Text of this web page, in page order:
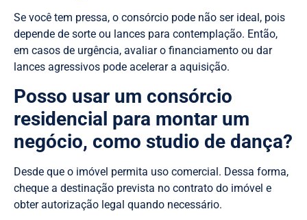
Se você tem pressa, o consórcio pode não ser ideal, pois
depende de sorte ou lances para contemplação. Então,
em casos de urgência, avaliar o financiamento ou dar
lances agressivos pode acelerar a aquisição.
Posso usar um consórcio
residencial para montar um
negócio, como studio de dança?
Desde que o imóvel permita uso comercial. Dessa forma,
cheque a destinação prevista no contrato do imóvel e
obter autorização legal quando necessário.